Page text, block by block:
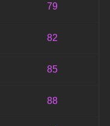
79
82
85
88